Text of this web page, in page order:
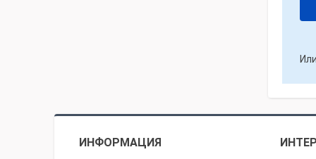
ИНФОРМАЦИЯ